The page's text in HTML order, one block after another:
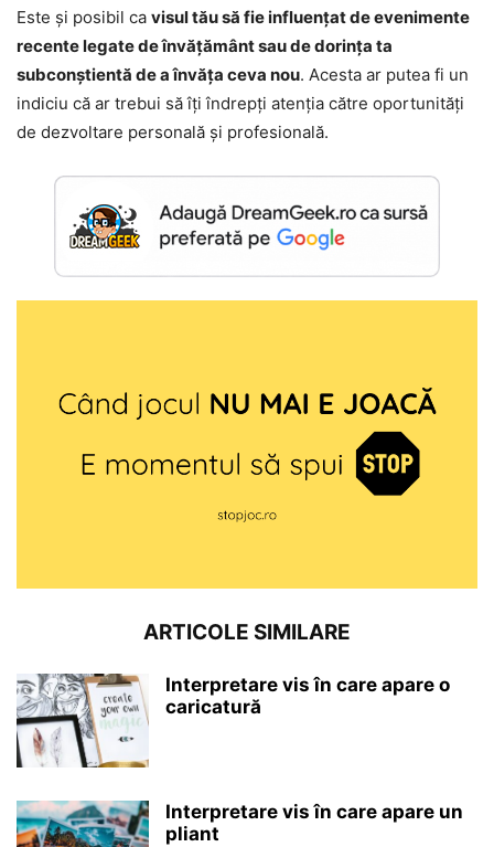
Este și posibil ca visul tău să fie influențat de evenimente
recente legate de învățământ sau de dorința ta
subconștientă de a învăța ceva nou. Acesta ar putea fi un
indiciu că ar trebui să îți îndrepți atenția către oportunități
de dezvoltare personală și profesională.
ARTICOLE SIMILARE
Interpretare vis în care apare o
caricatură
Interpretare vis în care apare un
pliant